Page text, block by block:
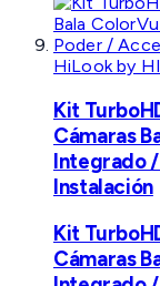
HiLook by
Kit
Cámaras
Integrado
Instalación
Kit
Cámaras